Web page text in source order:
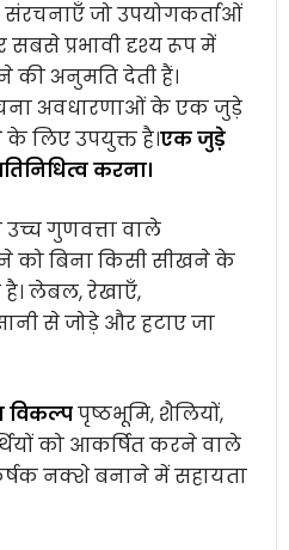
संरचनाएँ जो उपयोगकर्ताओं
प्रभावी दृश्य रूप में
की अनुमति देती हैं।
अवधारणाओं के एक जुड़े
लिए उपयुक्त है।एक जुड़े
करना।
गुणवत्ता वाले
को बिना किसी सीखने के
लेबल, रेखाएँ,
से जोड़े और हटाए जा
पृष्ठभूमि, शैलियों,
को आकर्षित करने वाले
नक्शे बनाने में सहायता